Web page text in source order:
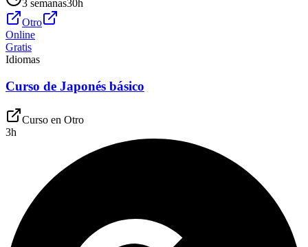
3 semanas30h
Otro
Online
Gratis
Idiomas
Curso de Japonés básico
Curso en Otro
3h